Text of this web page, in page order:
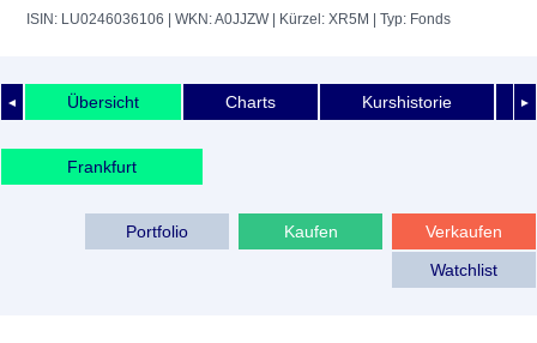
ISIN: LU0246036106 | WKN: A0JJZW| Kürzel: XR5M | Typ: Fonds
◄ ►
Übersicht Charts Kurshistorie
Frankfurt
Verkaufen
Kaufen
Portfolio
Watchlist